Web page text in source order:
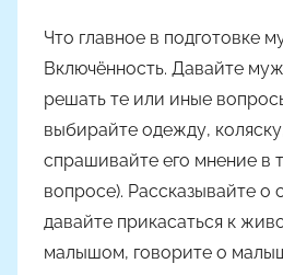
Что главное в подготовке
Включённость. Давайте
решать те или иные
выбирайте одежду,
спрашивайте его мнение в
вопросе). Рассказывайте о
давайте прикасаться к
малышом, говорите о